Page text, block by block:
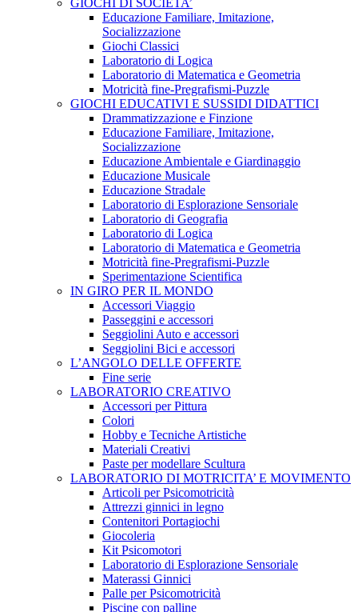
GIOCHI DI SOCIETA’
Educazione Familiare, Imitazione,
Socializzazione
Giochi Classici
Laboratorio di Logica
Laboratorio di Matematica e Geometria
Motricità fine-Pregrafismi-Puzzle
GIOCHI EDUCATIVI E SUSSIDI DIDATTICI
Drammatizzazione e Finzione
Educazione Familiare, Imitazione,
Socializzazione
Educazione Ambientale e Giardinaggio
Educazione Musicale
Educazione Stradale
Laboratorio di Esplorazione Sensoriale
Laboratorio di Geografia
Laboratorio di Logica
Laboratorio di Matematica e Geometria
Motricità fine-Pregrafismi-Puzzle
Sperimentazione Scientifica
IN GIRO PER IL MONDO
Accessori Viaggio
Passeggini e accessori
Seggiolini Auto e accessori
Seggiolini Bici e accessori
L’ANGOLO DELLE OFFERTE
Fine serie
LABORATORIO CREATIVO
Accessori per Pittura
Colori
Hobby e Tecniche Artistiche
Materiali Creativi
Paste per modellare Scultura
LABORATORIO DI MOTRICITA’ E MOVIMENTO
Articoli per Psicomotricità
Attrezzi ginnici in legno
Contenitori Portagiochi
Giocoleria
Kit Psicomotori
Laboratorio di Esplorazione Sensoriale
Materassi Ginnici
Palle per Psicomotricità
Piscine con palline